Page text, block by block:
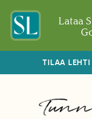
Lataa
TILAA LEHTI